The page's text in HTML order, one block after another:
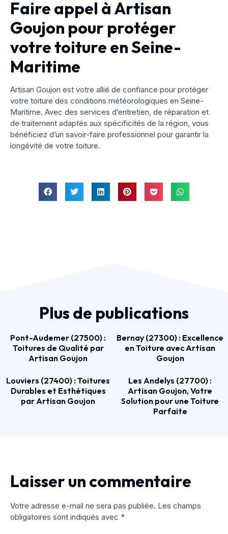
Faire appel à Artisan
Goujon pour protéger
votre toiture en Seine-
Maritime
Artisan Goujon est votre allié de confiance pour protéger
votre toiture des conditions météorologiques en Seine-
Maritime. Avec des services d’entretien, de réparation et
de traitement adaptés aux spécificités de la région, vous
bénéficiez d’un savoir-faire professionnel pour garantir la
longévité de votre toiture.
Plus de publications
Pont-Audemer (27500) :
Toitures de Qualité par
Artisan Goujon
Bernay (27300) : Excellence
en Toiture avec Artisan
Goujon
Louviers (27400) : Toitures
Durables et Esthétiques
par Artisan Goujon
Les Andelys (27700) :
Artisan Goujon, Votre
Solution pour une Toiture
Parfaite
Laisser un commentaire
Votre adresse e-mail ne sera pas publiée. Les champs
obligatoires sont indiqués avec *